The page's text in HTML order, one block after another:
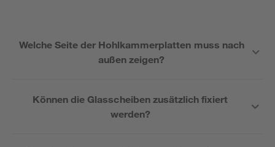
Welche Seite der Hohlkammerplatten muss nach
außen zeigen?
Können die Glasscheiben zusätzlich fixiert
werden?